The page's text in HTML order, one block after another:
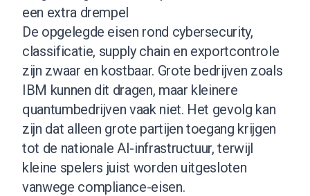
een extra drempel
De opgelegde eisen rond cybersecurity,
classificatie, supply chain en exportcontrole
zijn zwaar en kostbaar. Grote bedrijven zoals
IBM kunnen dit dragen, maar kleinere
quantumbedrijven vaak niet. Het gevolg kan
zijn dat alleen grote partijen toegang krijgen
tot de nationale AI-infrastructuur, terwijl
kleine spelers juist worden uitgesloten
vanwege compliance-eisen.